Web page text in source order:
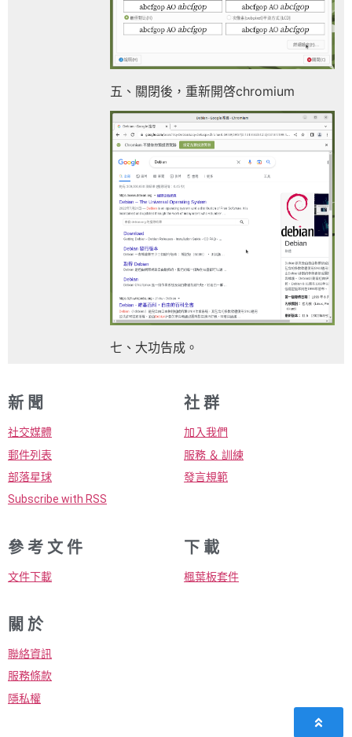
五、關閉後，重新開啓chromium
七、大功告成。
新 聞
社交媒體
郵件列表
部落星球
Subscribe with RSS
社 群
加入我們
服務 ＆ 訓練
發言規範
參 考 文 件
文件下載
下 載
楓葉板套件
關 於
聯絡資訊
服務條款
隱私權